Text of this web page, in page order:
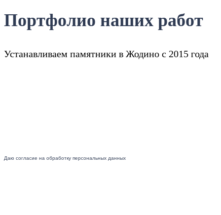
Даю согласие на обработку персональных данных
Портфолио наших работ
Устанавливаем памятники в Жодино с 2015 года